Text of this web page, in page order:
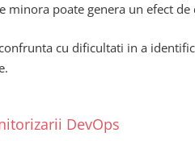
minora poate genera un efect
cu dificultati in a
DevOps